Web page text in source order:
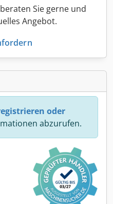
Sie gerne und
Angebot.
oder
abzurufen.